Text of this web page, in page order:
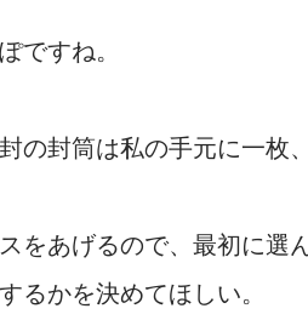
ですね。
の封筒は私の手元に一枚
をあげるので、最初に選
るかを決めてほしい。